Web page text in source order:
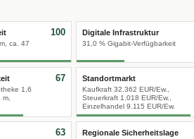
ca. 47
100 Digitale Infrastruktur
31,0 % Gigabit-Verfügbarkeit
1,6
67 Standortmarkt
Kaufkraft 32.362 EUR/Ew.,
Steuerkraft 1.018 EUR/Ew.,
Einzelhandel 9.115 EUR/Ew.
63 Regionale Sicherheitslage